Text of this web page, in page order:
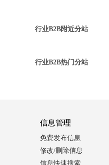
行业B2B附近分站
行业B2B热门分站
信息管理
免费发布信息
修改/删除信息
信息快速搜索